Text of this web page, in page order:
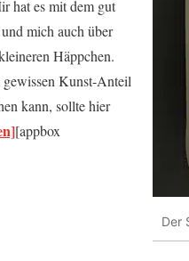
Der
hat es mit dem gut
mich auch über
Häppchen.
gewissen Kunst-Anteil
kann, sollte hier
[appbox